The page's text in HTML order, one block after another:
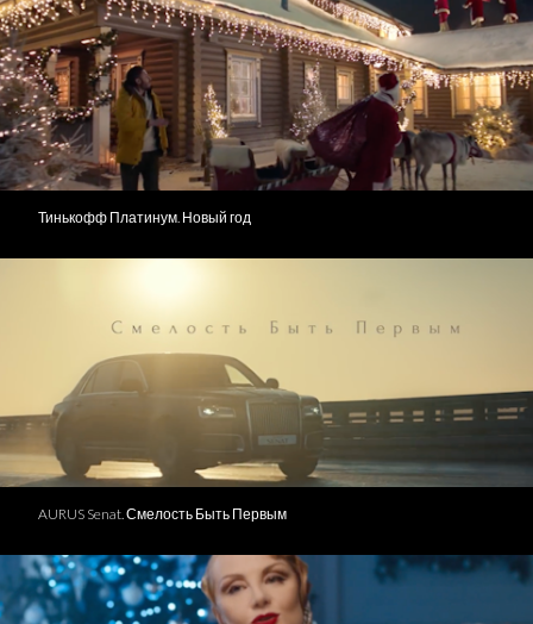
Тинькофф Платинум. Новый год
AURUS Senat. Смелость Быть Первым